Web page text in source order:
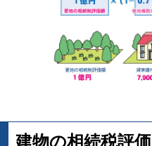
建物の相続税評価